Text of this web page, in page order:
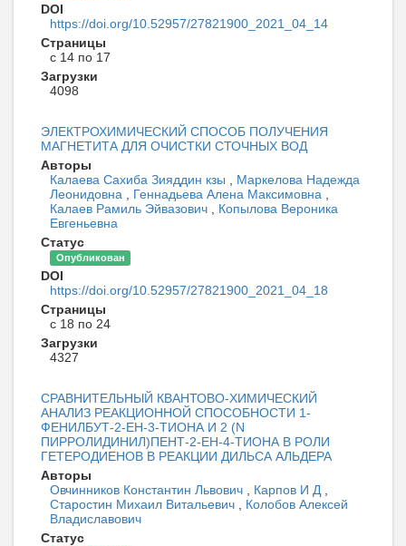
DOI
https://doi.org/10.52957/27821900_2021_04_14
Страницы
с 14 по 17
Загрузки
4098
ЭЛЕКТРОХИМИЧЕСКИЙ СПОСОБ ПОЛУЧЕНИЯ
МАГНЕТИТА ДЛЯ ОЧИСТКИ СТОЧНЫХ ВОД
Авторы
Калаева Сахиба Зияддин кзы
Маркелова Надежда
Леонидовна
Геннадьева Алена Максимовна
Калаев Рамиль Эйвазович
Копылова Вероника
Евгеньевна
Статус
Опубликован
DOI
https://doi.org/10.52957/27821900_2021_04_18
Страницы
с 18 по 24
Загрузки
4327
СРАВНИТЕЛЬНЫЙ КВАНТОВО-ХИМИЧЕСКИЙ
АНАЛИЗ РЕАКЦИОННОЙ СПОСОБНОСТИ 1-
ФЕНИЛБУТ-2-ЕН-3-ТИОНА И 2 (N
ПИРРОЛИДИНИЛ)ПЕНТ-2-ЕН-4-ТИОНА В РОЛИ
ГЕТЕРОДИЕНОВ В РЕАКЦИИ ДИЛЬСА АЛЬДЕРА
Авторы
Овчинников Константин Львович
Карпов И Д
Старостин Михаил Витальевич
Колобов Алексей
Владиславович
Статус